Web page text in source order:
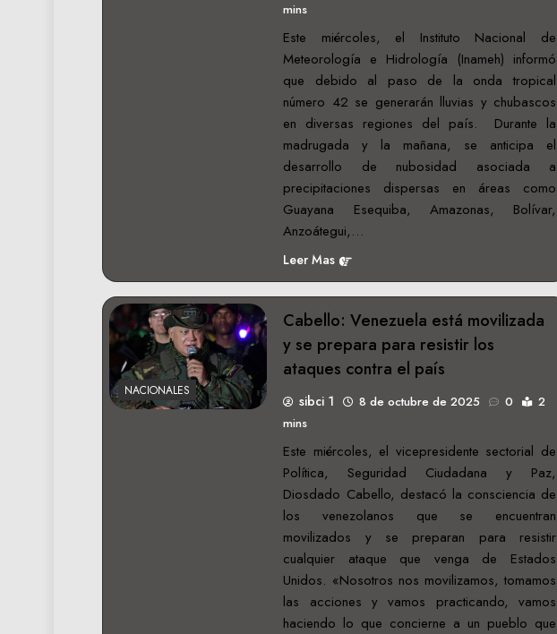
mins
Este miércoles, el Instituto Nacional de
Meteorología e Hidrología (Inameh) informó
que debido al paso de la onda tropical
número 42 se generarán lluvias y chubascos
en diversas regiones del país. Durante la
madrugada y la mañana, se anticipa el
desarrollo de nubosidad asociada a
precipitaciones dispersas en áreas como
Guayana Esequiba, Amazonas, Bolívar,
Anzoátegui,…
Leer Mas
NACIONALES
Cabello: Venezuela está movilizada
y se prepara para resistir los
ataques contra el país
sibci 1 8 de octubre de 2025 0
2
mins
Este miércoles, el vicepresidente sectorial de
Política, Seguridad Ciudadana y Paz,
Diosdado Cabello, destacó la consciencia de
los venezolanos que se encuentran
movilizados y se preparan para resistir
cualquier ataque que venga de Estados
Unidos. «Nosotros nos movilizamos, tomamos
las acciones y vamos practicando, vamos
haciendo lo que concierne a un pueblo que